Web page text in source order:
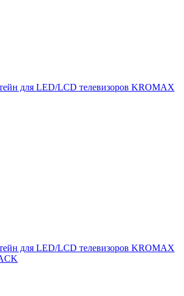
для LED/LCD телевизоров KROMAX
для LED/LCD телевизоров KROMAX